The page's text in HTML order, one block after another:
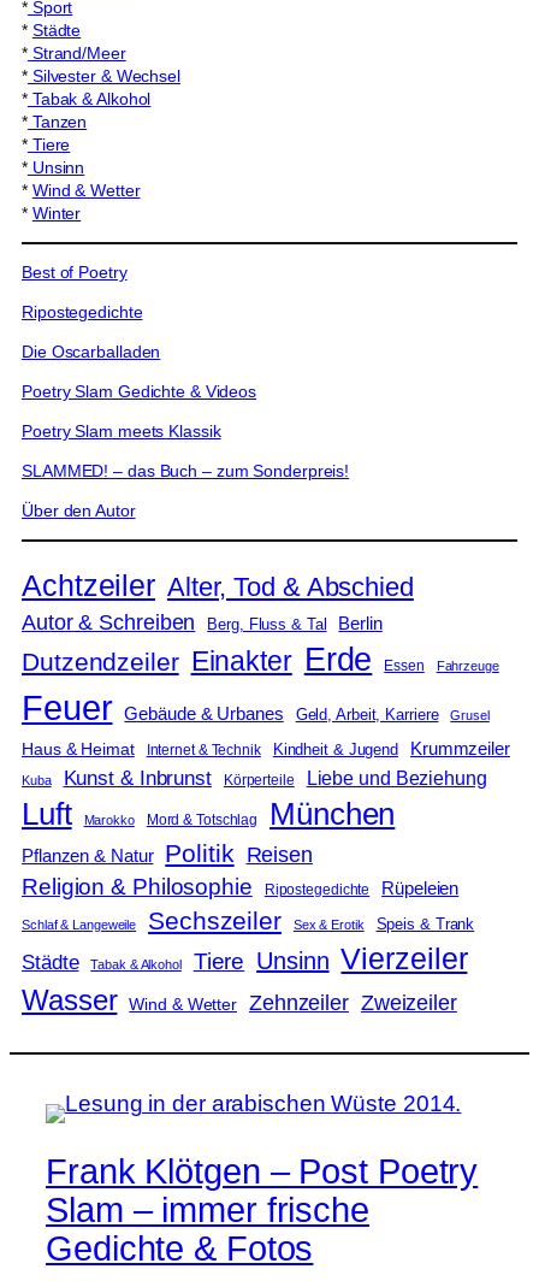
*Sport
* Städte
*Strand/Meer
*Silvester & Wechsel
*Tabak & Alkohol
*Tanzen
*Tiere
*Unsinn
* Wind & Wetter
* Winter
Best of Poetry
Ripostegedichte
Die Oscarballaden
Poetry Slam Gedichte & Videos
Poetry Slam meets Klassik
SLAMMED! – das Buch – zum Sonderpreis!
Über den Autor
Achtzeiler Alter, Tod & Abschied
Autor & Schreiben Berg, Fluss & Tal Berlin
Dutzendzeiler Einakter Erde Essen Fahrzeuge
Feuer Gebäude & Urbanes Geld, Arbeit, Karriere Grusel
Haus & Heimat Internet & Technik Kindheit & Jugend Krummzeiler
Kuba Kunst & Inbrunst Körperteile Liebe und Beziehung
Luft Marokko Mord & Totschlag München
Pflanzen & Natur Politik Reisen
Religion & Philosophie Ripostegedichte Rüpeleien
Schlaf & Langeweile Sechszeiler Sex & Erotik Speis & Trank
Städte Tabak & Alkohol Tiere Unsinn Vierzeiler
Wasser Wind & Wetter Zehnzeiler Zweizeiler
Frank Klötgen – Post Poetry
Slam – immer frische
Gedichte & Fotos